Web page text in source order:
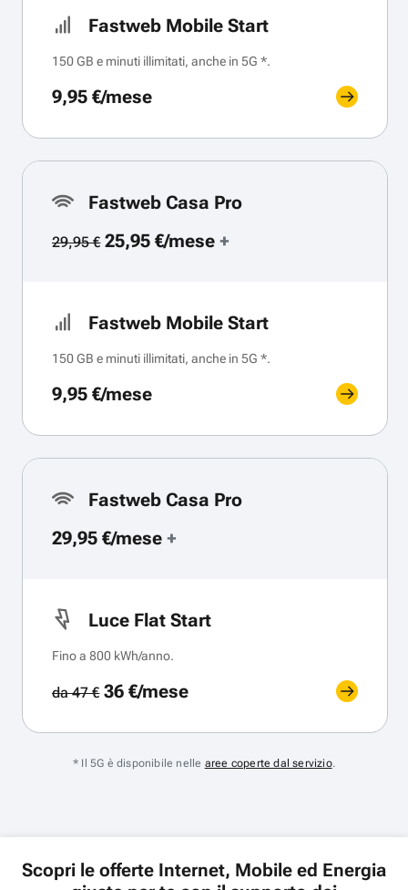
Fastweb Mobile Start
150 GB e minuti illimitati, anche in 5G *.
9,95 €/mese
Fastweb Casa Pro
29,95 €25,95 €/mese+
Fastweb Mobile Start
150 GB e minuti illimitati, anche in 5G *.
9,95 €/mese
Fastweb Casa Pro
29,95 €/mese +
Luce Flat Start
Fino a 800 kWh/anno.
da 47 €36 €/mese
* Il 5G è disponibile nelle aree coperte dal servizio.
Scopri le offerte Internet, Mobile ed Energia